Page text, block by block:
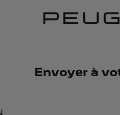
Envoyer à